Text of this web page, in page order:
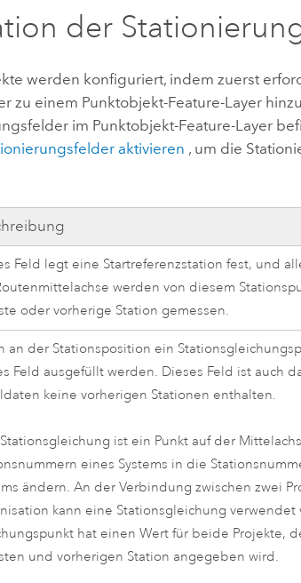
der
werden konfiguriert, indem zuerst
zu einem Punktobjekt-Feature-Layer
im Punktobjekt-Feature-Layer
aktivieren , um die
Feld legt eine Startreferenzstation fest, und
werden von diesem
oder vorherige Station gemessen.
an der Stationsposition ein
Feld ausgefüllt werden. Dieses Feld ist auch
keine vorherigen Stationen enthalten.
ist ein Punkt auf der
eines Systems in die
ändern. An der Verbindung zwischen zwei
kann eine Stationsgleichung verwendet
hat einen Wert für beide Projekte,
und vorherigen Station angegeben wird.